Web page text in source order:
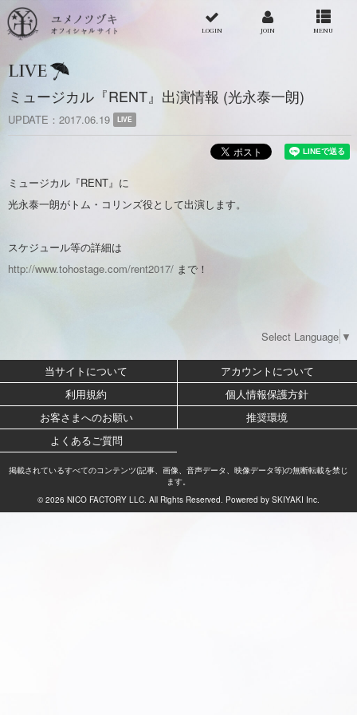
LOGIN JOIN MENU
LIVE
ミュージカル『RENT』出演情報 (光永泰一朗)
UPDATE 2017.06.19 LIVE
ミュージカル『RENT』に
光永泰一朗がトム・コリンズ役として出演します。
スケジュール等の詳細は
http://www.tohostage.com/rent2017/ まで！
Select Language ▼
当サイトについて
アカウントについて
利用規約
個人情報保護方針
お客さまへのお願い
推奨環境
よくあるご質問
掲載されているすべてのコンテンツ(記事、画像、音声データ、映像データ等)の無断転載を禁じ
ます。
© 2026 NICO FACTORY LLC. All Rights Reserved. Powered by SKIYAKI Inc.